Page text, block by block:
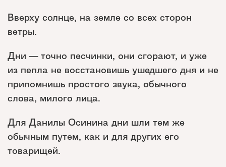
Вверху солнце, на земле со всех сторон
ветры.
Дни — точно песчинки, они сгорают, и уже
из пепла не восстановишь ушедшего дня и не
припомнишь простого звука, обычного
слова, милого лица.
Для Данилы Осинина дни шли тем же
обычным путем, как и для других его
товарищей.